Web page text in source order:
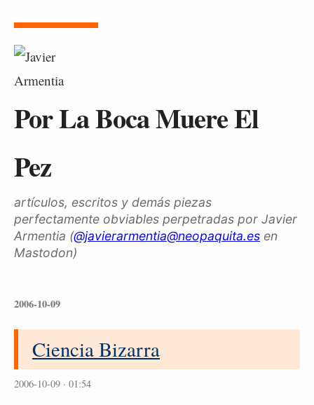
Por La Boca Muere El
Pez
artículos, escritos y demás piezas
perfectamente obviables perpetradas por Javier
Armentia (@javierarmentia@neopaquita.es en
Mastodon)
2006-10-09
Ciencia Bizarra
2006-10-09 · 01:54